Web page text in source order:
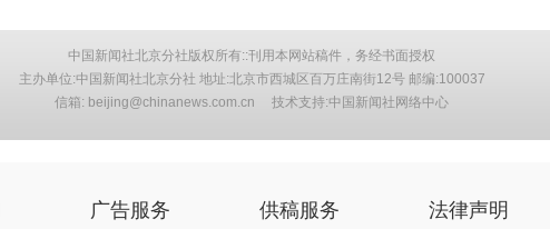
中国新闻社北京分社版权所有::刊用本网站稿件，务经书面授权
主办单位:中国新闻社北京分社 地址:北京市西城区百万庄南街12号 邮编:100037
信箱: beijing@chinanews.com.cn 技术支持:中国新闻社网络中心
广告服务 供稿服务 法律声明